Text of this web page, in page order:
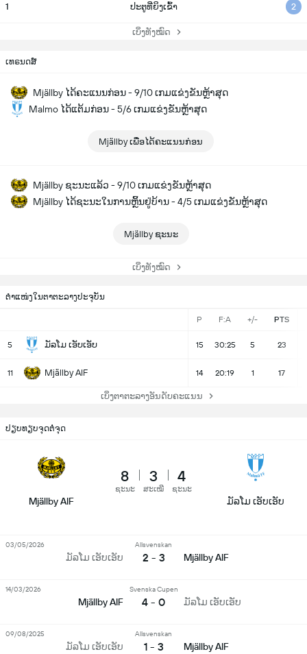
1 ປະຕູທີ່ຍິງເຂົ້າ 2
ເບິ່ງທັງໝົດ
ເທຣນດສ໌
Mjällby ໄດ້ຄະແນນກ່ອນ - 9/10 ເກມແຂ່ງຂັນຫຼ້າສຸດ
Malmo ໄດ້ແຕ້ມກ່ອນ - 5/6 ເກມແຂ່ງຂັນຫຼ້າສຸດ
Mjällby ເພື່ອໄດ້ຄະແນນກ່ອນ
Mjällby ຊະນະແລ້ວ - 9/10 ເກມແຂ່ງຂັນຫຼ້າສຸດ
Mjällby ໄດ້ຊະນະໃນການຫຼິ້ນຢູ່ບ້ານ - 4/5 ເກມແຂ່ງຂັນຫຼ້າສຸດ
Mjällby ຊະນະ
ເບິ່ງທັງໝົດ
ຕຳແໜ່ງໃນຕາຕະລາງປະຈຸບັນ
P F:A +/- PTS
5 ມັລໂມ ເອັບເອັບ 15 30:25 5 23
11 Mjällby AIF 14 20:19 1 17
ເບິ່ງຕາຕະລາງອັນດັບຄະແນນ
ປຽບທຽບຈຸດຕໍ່ຈຸດ
Mjällby AIF
8
ຊະນະ
3
ສະເໝີ
4
ຊະນະ
ມັລໂມ ເອັບເອັບ
ມັລໂມ ເອັບເອັບ
Allsvenskan
2 - 3 Mjällby AIF
03/05/2026
Mjällby AIF
Svenska Cupen
4 - 0 ມັລໂມ ເອັບເອັບ
14/03/2026
ມັລໂມ ເອັບເອັບ
Allsvenskan
1 - 3 Mjällby AIF
09/08/2025